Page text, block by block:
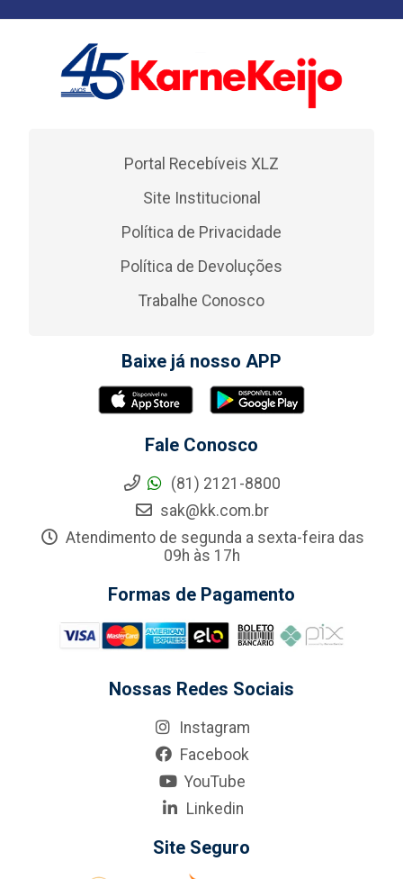
Portal Recebíveis XLZ
Site Institucional
Política de Privacidade
Política de Devoluções
Trabalhe Conosco
Baixe já nosso APP
Fale Conosco
(81) 2121-8800
sak@kk.com.br
Atendimento de segunda a sexta-feira das
09h às 17h
Formas de Pagamento
Nossas Redes Sociais
Instagram
Facebook
YouTube
Linkedin
Site Seguro